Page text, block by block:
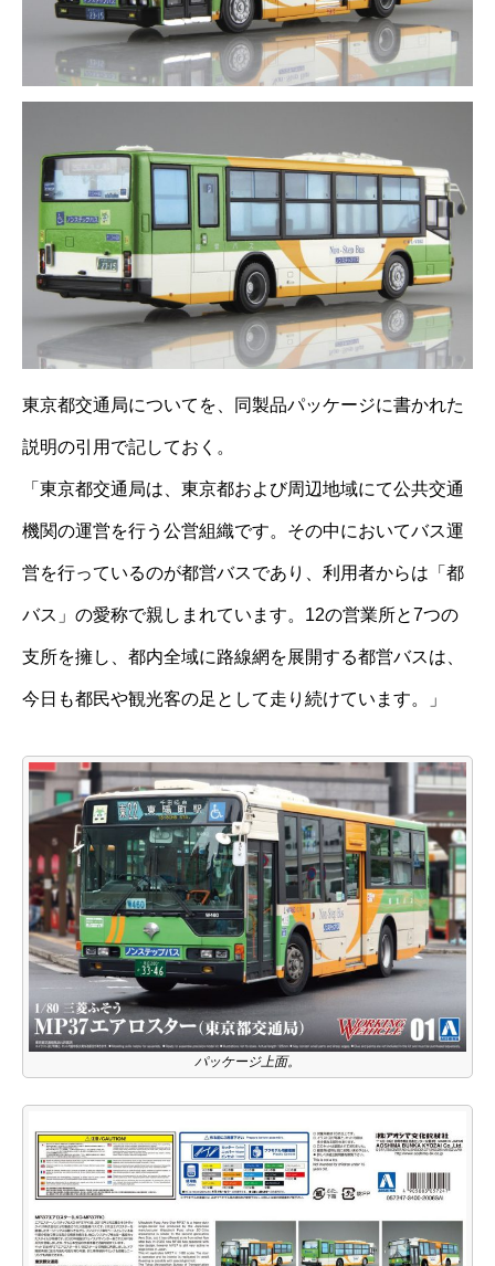
東京都交通局についてを、同製品パッケージに書かれた
説明の引用で記しておく。
「東京都交通局は、東京都および周辺地域にて公共交通
機関の運営を行う公営組織です。その中においてバス運
営を行っているのが都営バスであり、利用者からは「都
バス」の愛称で親しまれています。12の営業所と7つの
支所を擁し、都内全域に路線網を展開する都営バスは、
今日も都民や観光客の足として走り続けています。」
パッケージ上面。